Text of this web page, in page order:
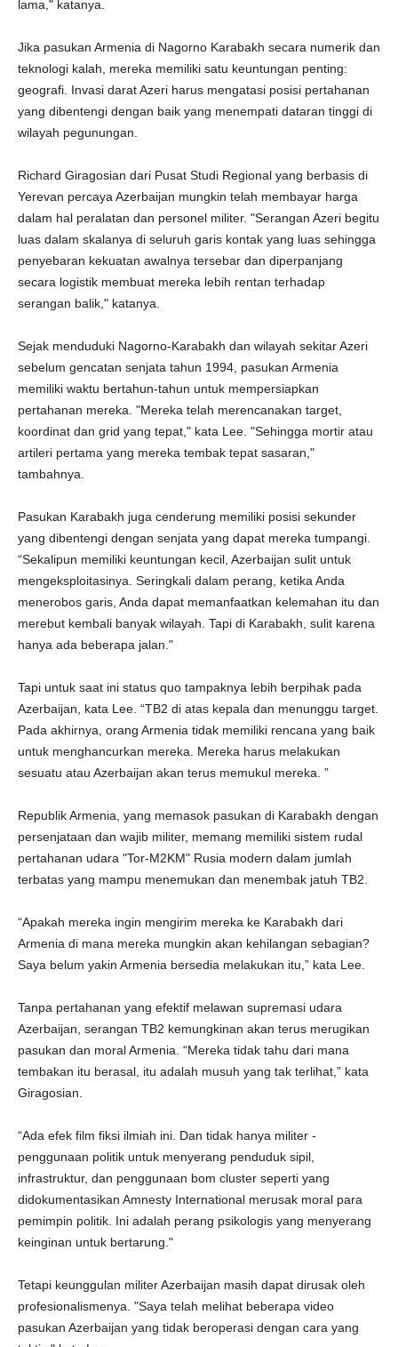
lama," katanya.
Jika pasukan Armenia di Nagorno Karabakh secara numerik dan
teknologi kalah, mereka memiliki satu keuntungan penting:
geografi. Invasi darat Azeri harus mengatasi posisi pertahanan
yang dibentengi dengan baik yang menempati dataran tinggi di
wilayah pegunungan.
Richard Giragosian dari Pusat Studi Regional yang berbasis di
Yerevan percaya Azerbaijan mungkin telah membayar harga
dalam hal peralatan dan personel militer. "Serangan Azeri begitu
luas dalam skalanya di seluruh garis kontak yang luas sehingga
penyebaran kekuatan awalnya tersebar dan diperpanjang
secara logistik membuat mereka lebih rentan terhadap
serangan balik," katanya.
Sejak menduduki Nagorno-Karabakh dan wilayah sekitar Azeri
sebelum gencatan senjata tahun 1994, pasukan Armenia
memiliki waktu bertahun-tahun untuk mempersiapkan
pertahanan mereka. "Mereka telah merencanakan target,
koordinat dan grid yang tepat," kata Lee. "Sehingga mortir atau
artileri pertama yang mereka tembak tepat sasaran,"
tambahnya.
Pasukan Karabakh juga cenderung memiliki posisi sekunder
yang dibentengi dengan senjata yang dapat mereka tumpangi.
“Sekalipun memiliki keuntungan kecil, Azerbaijan sulit untuk
mengeksploitasinya. Seringkali dalam perang, ketika Anda
menerobos garis, Anda dapat memanfaatkan kelemahan itu dan
merebut kembali banyak wilayah. Tapi di Karabakh, sulit karena
hanya ada beberapa jalan."
Tapi untuk saat ini status quo tampaknya lebih berpihak pada
Azerbaijan, kata Lee. “TB2 di atas kepala dan menunggu target.
Pada akhirnya, orang Armenia tidak memiliki rencana yang baik
untuk menghancurkan mereka. Mereka harus melakukan
sesuatu atau Azerbaijan akan terus memukul mereka. ”
Republik Armenia, yang memasok pasukan di Karabakh dengan
persenjataan dan wajib militer, memang memiliki sistem rudal
pertahanan udara "Tor-M2KM" Rusia modern dalam jumlah
terbatas yang mampu menemukan dan menembak jatuh TB2.
“Apakah mereka ingin mengirim mereka ke Karabakh dari
Armenia di mana mereka mungkin akan kehilangan sebagian?
Saya belum yakin Armenia bersedia melakukan itu,” kata Lee.
Tanpa pertahanan yang efektif melawan supremasi udara
Azerbaijan, serangan TB2 kemungkinan akan terus merugikan
pasukan dan moral Armenia. “Mereka tidak tahu dari mana
tembakan itu berasal, itu adalah musuh yang tak terlihat,” kata
Giragosian.
“Ada efek film fiksi ilmiah ini. Dan tidak hanya militer -
penggunaan politik untuk menyerang penduduk sipil,
infrastruktur, dan penggunaan bom cluster seperti yang
didokumentasikan Amnesty International merusak moral para
pemimpin politik. Ini adalah perang psikologis yang menyerang
keinginan untuk bertarung."
Tetapi keunggulan militer Azerbaijan masih dapat dirusak oleh
profesionalismenya. "Saya telah melihat beberapa video
pasukan Azerbaijan yang tidak beroperasi dengan cara yang